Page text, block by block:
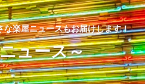
楽屋ニュースもお届けします！
ュース～